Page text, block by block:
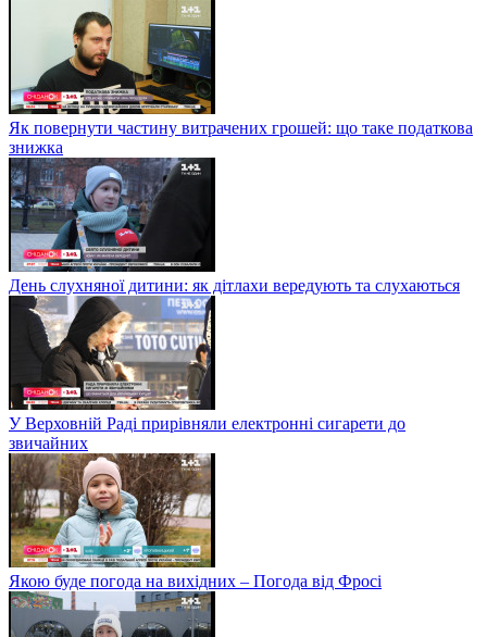
Як повернути частину витрачених грошей: що таке податкова
знижка
День слухняної дитини: як дітлахи вередують та слухаються
У Верховній Раді прирівняли електронні сигарети до
звичайних
Якою буде погода на вихідних – Погода від Фросі